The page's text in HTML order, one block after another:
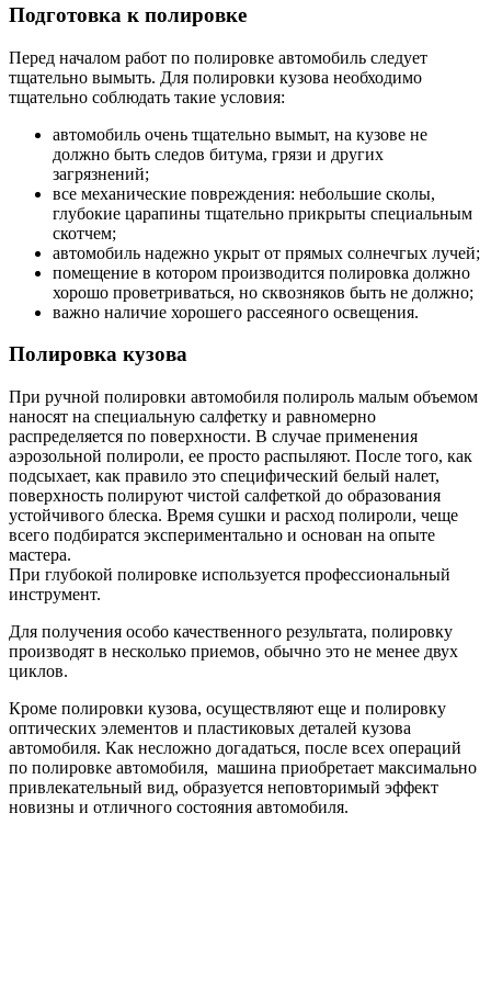
Подготовка к полировке
Перед началом работ по полировке автомобиль следует
тщательно вымыть. Для полировки кузова необходимо
тщательно соблюдать такие условия:
автомобиль очень тщательно вымыт, на кузове не
должно быть следов битума, грязи и других
загрязнений;
все механические повреждения: небольшие сколы,
глубокие царапины тщательно прикрыты специальным
скотчем;
автомобиль надежно укрыт от прямых солнечгых лучей;
помещение в котором производится полировка должно
хорошо проветриваться, но сквозняков быть не должно;
важно наличие хорошего рассеяного освещения.
Полировка кузова
При ручной полировки автомобиля полироль малым объемом
наносят на специальную салфетку и равномерно
распределяется по поверхности. В случае применения
аэрозольной полироли, ее просто распыляют. После того, как
подсыхает, как правило это специфический белый налет,
поверхность полируют чистой салфеткой до образования
устойчивого блеска. Время сушки и расход полироли, чеще
всего подбиратся экспериментально и основан на опыте
мастера.
При глубокой полировке используется профессиональный
инструмент.
Для получения особо качественного результата, полировку
производят в несколько приемов, обычно это не менее двух
циклов.
Кроме полировки кузова, осуществляют еще и полировку
оптических элементов и пластиковых деталей кузова
автомобиля. Как несложно догадаться, после всех операций
по полировке автомобиля, машина приобретает максимально
привлекательный вид, образуется неповторимый эффект
новизны и отличного состояния автомобиля.